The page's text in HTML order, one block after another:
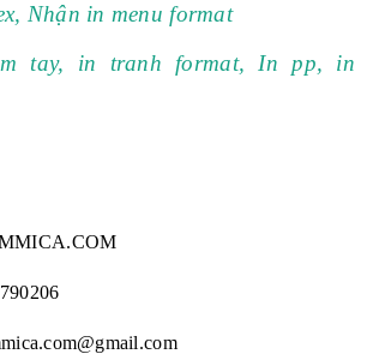
Nhận in menu format
tay, in tranh format, In pp, in